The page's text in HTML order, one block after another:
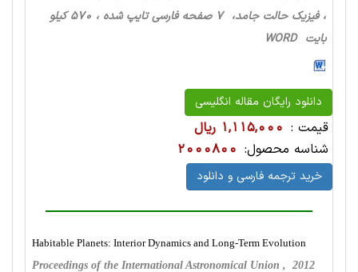
، فیزیک حالت‌ جامد، 7 صفحه فارسی تایپ شده ، 570 کیلو
بایت WORD
دانلود رایگان مقاله انگلیسی
قیمت : 1,115,000 ریال
شناسه محصول: 2000800
خرید ترجمه فارسی و دانلود
Habitable Planets: Interior Dynamics and Long-Term Evolution
Proceedings of the International Astronomical Union , 2012